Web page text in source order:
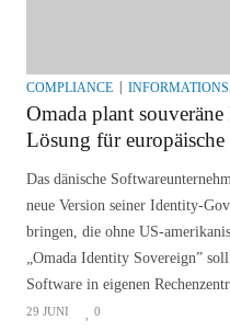
COMPLIANCE
Omada plant
Lösung für europäische
Das dänische
neue Version seiner Identity-
bringen, die ohne US-
„Omada Identity Sovereign”
Software in eigenen
29 JUNI 0